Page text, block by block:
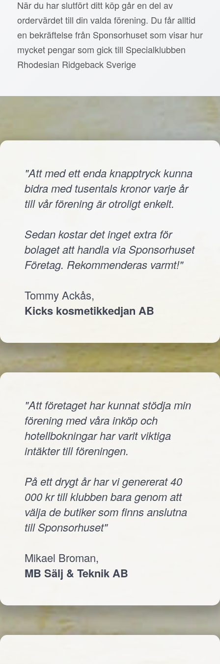
När du har slutfört ditt köp går en del av
ordervärdet till din valda förening. Du får alltid
en bekräftelse från Sponsorhuset som visar hur
mycket pengar som gick till Specialklubben
Rhodesian Ridgeback Sverige
"Att med ett enda knapptryck kunna
bidra med tusentals kronor varje år
till vår förening är otroligt enkelt.
Sedan kostar det inget extra för
bolaget att handla via Sponsorhuset
Företag. Rekommenderas varmt!"
Tommy Ackås,
Kicks kosmetikkedjan AB
"Att företaget har kunnat stödja min
förening med våra inköp och
hotellbokningar har varit viktiga
intäkter till föreningen.
På ett drygt år har vi genererat 40
000 kr till klubben bara genom att
välja de butiker som finns anslutna
till Sponsorhuset"
Mikael Broman,
MB Sälj & Teknik AB